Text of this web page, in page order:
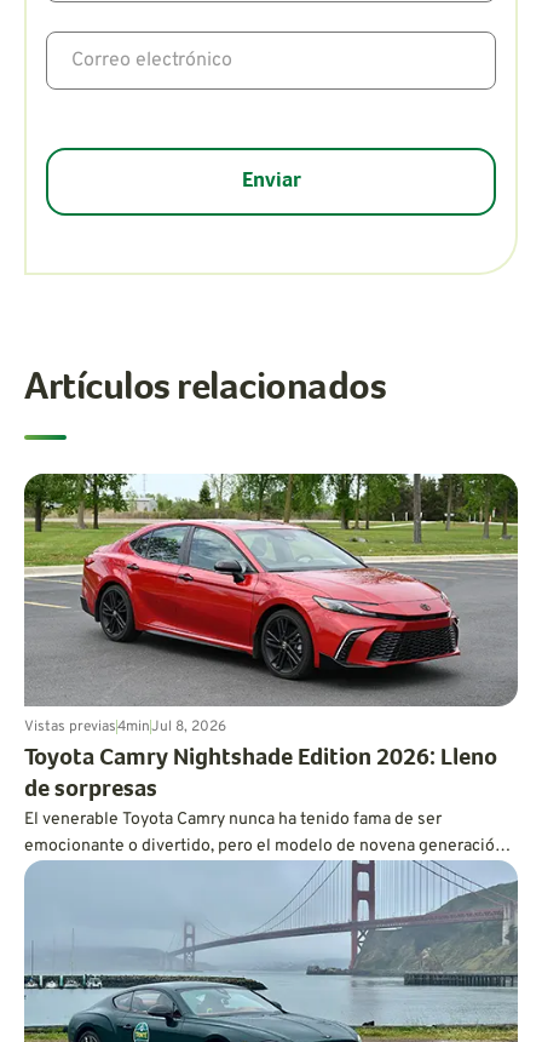
Artículos relacionados
Vistas previas4minJul 8, 2026
Toyota Camry Nightshade Edition 2026: Lleno
de sorpresas
El venerable Toyota Camry nunca ha tenido fama de ser
emocionante o divertido, pero el modelo de novena generación
es más dinámico de lo que cabría esperar, y también es
increíblemente eficiente en cuanto a consumo de combustible.